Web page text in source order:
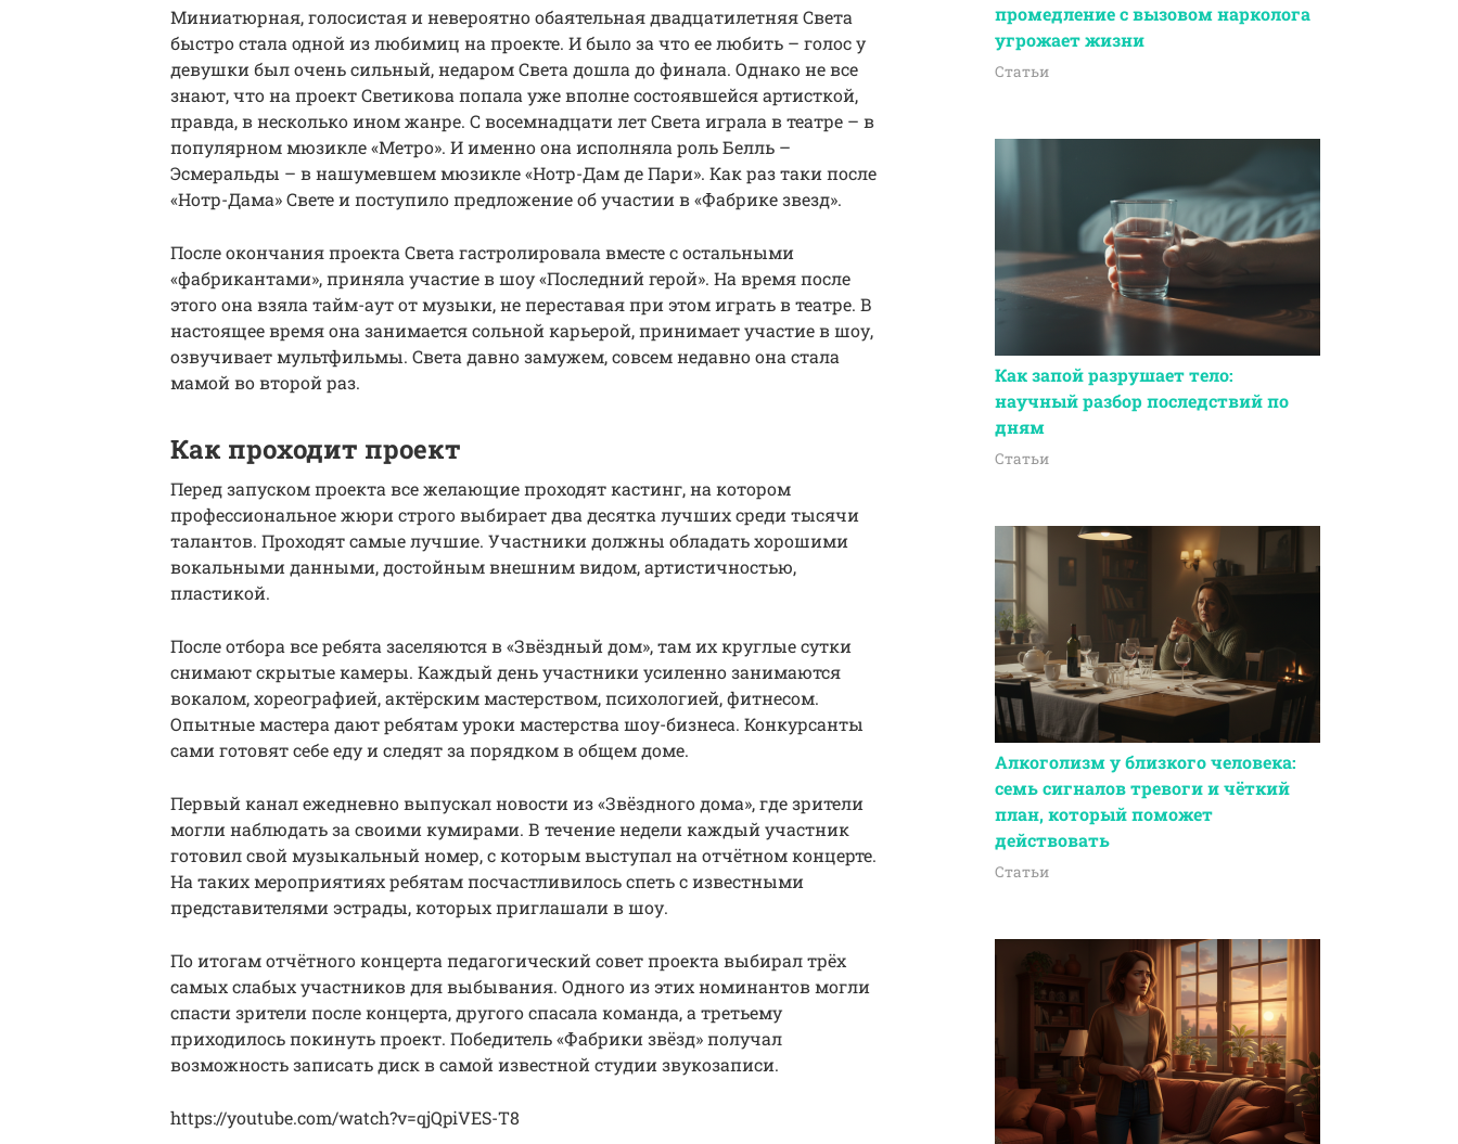
Миниатюрная, голосистая и невероятно обаятельная двадцатилетняя Света
быстро стала одной из любимиц на проекте. И было за что ее любить – голос у
девушки был очень сильный, недаром Света дошла до финала. Однако не все
знают, что на проект Светикова попала уже вполне состоявшейся артисткой,
правда, в несколько ином жанре. С восемнадцати лет Света играла в театре – в
популярном мюзикле «Метро». И именно она исполняла роль Белль –
Эсмеральды – в нашумевшем мюзикле «Нотр-Дам де Пари». Как раз таки после
«Нотр-Дама» Свете и поступило предложение об участии в «Фабрике звезд».
После окончания проекта Света гастролировала вместе с остальными
«фабрикантами», приняла участие в шоу «Последний герой». На время после
этого она взяла тайм-аут от музыки, не переставая при этом играть в театре. В
настоящее время она занимается сольной карьерой, принимает участие в шоу,
озвучивает мультфильмы. Света давно замужем, совсем недавно она стала
мамой во второй раз.
Как проходит проект
Перед запуском проекта все желающие проходят кастинг, на котором
профессиональное жюри строго выбирает два десятка лучших среди тысячи
талантов. Проходят самые лучшие. Участники должны обладать хорошими
вокальными данными, достойным внешним видом, артистичностью,
пластикой.
После отбора все ребята заселяются в «Звёздный дом», там их круглые сутки
снимают скрытые камеры. Каждый день участники усиленно занимаются
вокалом, хореографией, актёрским мастерством, психологией, фитнесом.
Опытные мастера дают ребятам уроки мастерства шоу-бизнеса. Конкурсанты
сами готовят себе еду и следят за порядком в общем доме.
Первый канал ежедневно выпускал новости из «Звёздного дома», где зрители
могли наблюдать за своими кумирами. В течение недели каждый участник
готовил свой музыкальный номер, с которым выступал на отчётном концерте.
На таких мероприятиях ребятам посчастливилось спеть с известными
представителями эстрады, которых приглашали в шоу.
По итогам отчётного концерта педагогический совет проекта выбирал трёх
самых слабых участников для выбывания. Одного из этих номинантов могли
спасти зрители после концерта, другого спасала команда, а третьему
приходилось покинуть проект. Победитель «Фабрики звёзд» получал
возможность записать диск в самой известной студии звукозаписи.
https://youtube.com/watch?v=qjQpiVES-T8
промедление с вызовом нарколога
угрожает жизни
Статьи
Как запой разрушает тело:
научный разбор последствий по
дням
Статьи
Алкоголизм у близкого человека:
семь сигналов тревоги и чёткий
план, который поможет
действовать
Статьи